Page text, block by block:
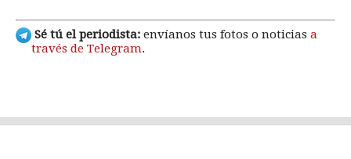
Sé tú el periodista: envíanos tus fotos o noticias a
través de Telegram.